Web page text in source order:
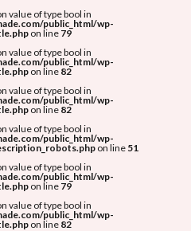
value of type bool in
public_html/wp-
on line 79
value of type bool in
public_html/wp-
on line 82
value of type bool in
public_html/wp-
on line 82
value of type bool in
public_html/wp-
on line 51
value of type bool in
public_html/wp-
on line 79
value of type bool in
public_html/wp-
on line 82